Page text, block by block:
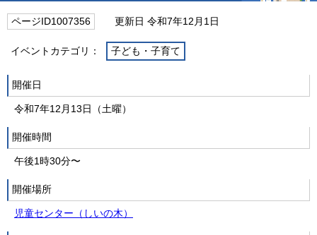
ページID1007356 更新日 令和7年12月1日
イベントカテゴリ： 子ども・子育て
開催日
令和7年12月13日（土曜）
開催時間
午後1時30分〜
開催場所
児童センター（しいの木）